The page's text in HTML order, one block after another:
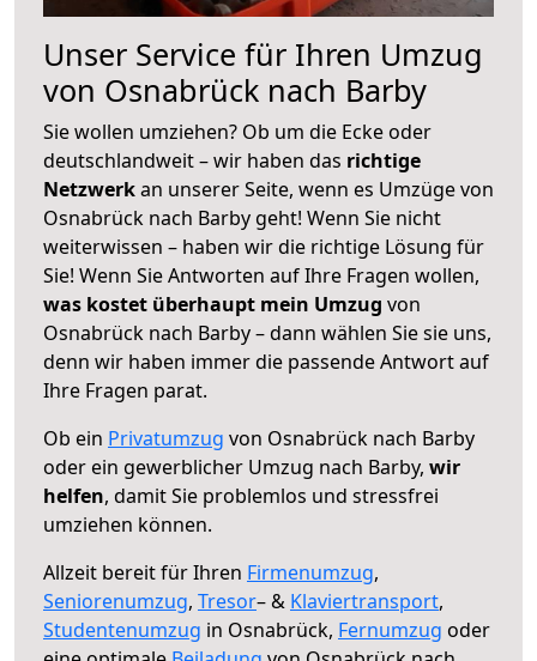
Unser Service für Ihren Umzug
von Osnabrück nach Barby
Sie wollen umziehen? Ob um die Ecke oder
deutschlandweit – wir haben das richtige
Netzwerkan unserer Seite, wenn es Umzüge von
Osnabrück nach Barby geht! Wenn Sie nicht
weiterwissen – haben wir die richtige Lösung für
Sie! Wenn Sie Antworten auf Ihre Fragen wollen,
was kostet überhaupt mein Umzug von
Osnabrück nach Barby – dann wählen Sie sie uns,
denn wir haben immer die passende Antwort auf
Ihre Fragen parat.
Ob ein Privatumzug von Osnabrück nach Barby
oder ein gewerblicher Umzug nach Barby, wir
helfen, damit Sie problemlos und stressfrei
umziehen können.
Allzeit bereit für Ihren Firmenumzug,
Seniorenumzug, Tresor– & Klaviertransport,
Studentenumzug in Osnabrück, Fernumzug oder